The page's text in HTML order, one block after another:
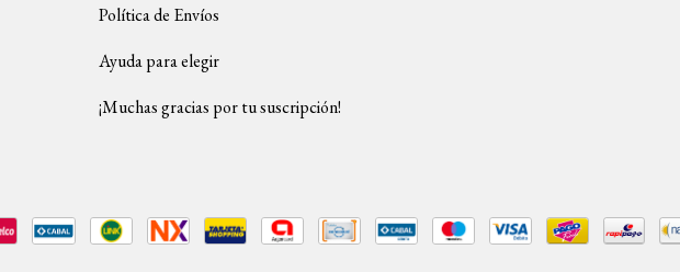
Política de Envíos
Ayuda para elegir
¡Muchas gracias por tu suscripción!